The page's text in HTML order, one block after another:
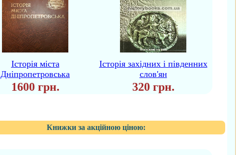
Історія міста
Дніпропетровська
Історія західних і південних
слов'ян
1600 грн. 320 грн.
Книжки за акційною ціною: